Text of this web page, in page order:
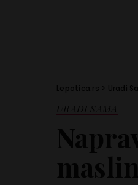
Lepotica.rs > Uradi
URADI SAMA